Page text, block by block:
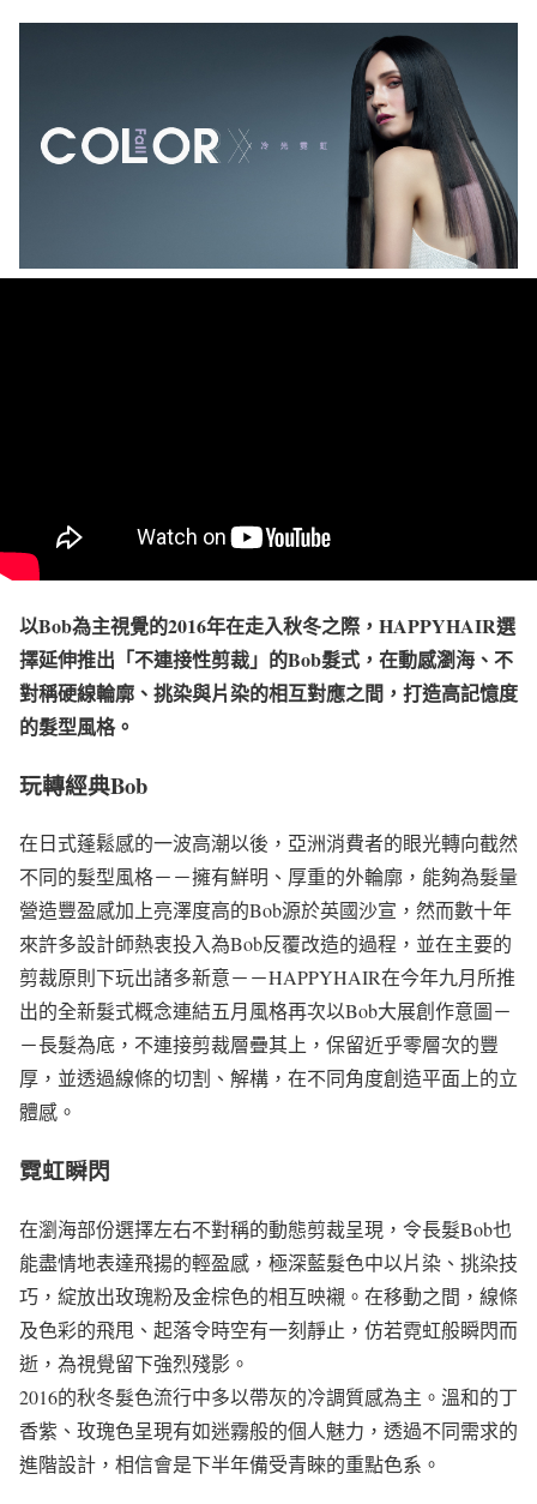
以Bob為主視覺的2016年在走入秋冬之際，HAPPYHAIR選
擇延伸推出「不連接性剪裁」的Bob髮式，在動感瀏海、不
對稱硬線輪廓、挑染與片染的相互對應之間，打造高記憶度
的髮型風格。
玩轉經典Bob
在日式蓬鬆感的一波高潮以後，亞洲消費者的眼光轉向截然
不同的髮型風格－－擁有鮮明、厚重的外輪廓，能夠為髮量
營造豐盈感加上亮澤度高的Bob源於英國沙宣，然而數十年
來許多設計師熱衷投入為Bob反覆改造的過程，並在主要的
剪裁原則下玩出諸多新意－－HAPPYHAIR在今年九月所推
出的全新髮式概念連結五月風格再次以Bob大展創作意圖－
－長髮為底，不連接剪裁層疊其上，保留近乎零層次的豐
厚，並透過線條的切割、解構，在不同角度創造平面上的立
體感。
霓虹瞬閃
在瀏海部份選擇左右不對稱的動態剪裁呈現，令長髮Bob也
能盡情地表達飛揚的輕盈感，極深藍髮色中以片染、挑染技
巧，綻放出玫瑰粉及金棕色的相互映襯。在移動之間，線條
及色彩的飛甩、起落令時空有一刻靜止，仿若霓虹般瞬閃而
逝，為視覺留下強烈殘影。
2016的秋冬髮色流行中多以帶灰的冷調質感為主。溫和的丁
香紫、玫瑰色呈現有如迷霧般的個人魅力，透過不同需求的
進階設計，相信會是下半年備受青睞的重點色系。